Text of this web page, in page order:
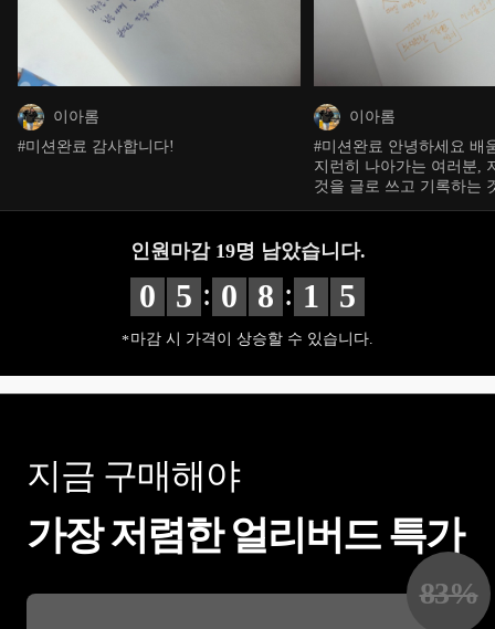
이아롬
#미션완료 감사합니다!
이아롬
#미션완료 안녕하세요 배
지런히 나아가는 여러분,
것을 글로 쓰고 기록하는
인원마감 19명 남았습니다.
0 5 : 0 8 : 1 4
마감 시 가격이 상승할 수 있습니다.
지금 구매해야
가장 저렴한 얼리버드 특가
83%